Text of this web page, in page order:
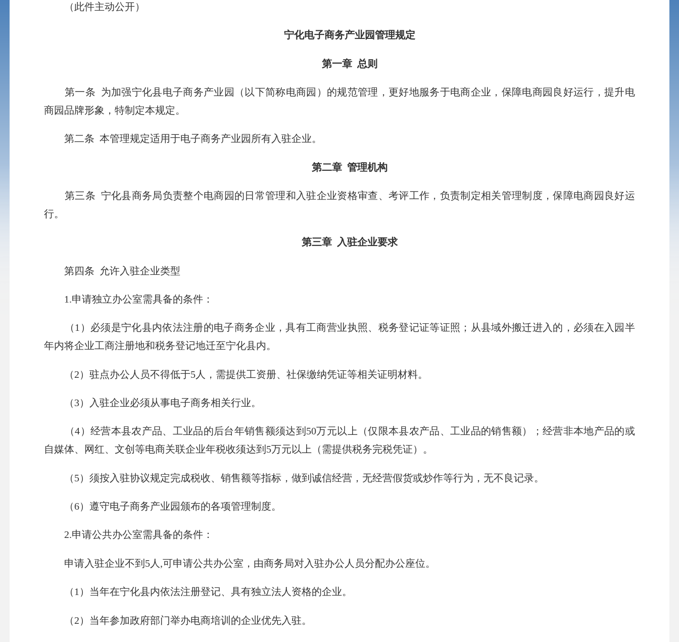
（此件主动公开）
宁化电子商务产业园管理规定
第一章 总则
第一条 为加强宁化县电子商务产业园（以下简称电商园）的规范管理，更好地服务于电商企业，保障电商园良好运行，提升电
商园品牌形象，特制定本规定。
第二条本管理规定适用于电子商务产业园所有入驻企业。
第二章 管理机构
第三条 宁化县商务局负责整个电商园的日常管理和入驻企业资格审查、考评工作，负责制定相关管理制度，保障电商园良好运
行。
第三章 入驻企业要求
第四条 允许入驻企业类型
1.申请独立办公室需具备的条件：
（1）必须是宁化县内依法注册的电子商务企业，具有工商营业执照、税务登记证等证照；从县域外搬迁进入的，必须在入园半
年内将企业工商注册地和税务登记地迁至宁化县内。
（2）驻点办公人员不得低于5人，需提供工资册、社保缴纳凭证等相关证明材料。
（3）入驻企业必须从事电子商务相关行业。
（4）经营本县农产品、工业品的后台年销售额须达到50万元以上（仅限本县农产品、工业品的销售额）；经营非本地产品的或
自媒体、网红、文创等电商关联企业年税收须达到5万元以上（需提供税务完税凭证）。
（5）须按入驻协议规定完成税收、销售额等指标，做到诚信经营，无经营假货或炒作等行为，无不良记录。
（6）遵守电子商务产业园颁布的各项管理制度。
2.申请公共办公室需具备的条件：
申请入驻企业不到5人,可申请公共办公室，由商务局对入驻办公人员分配办公座位。
（1）当年在宁化县内依法注册登记、具有独立法人资格的企业。
（2）当年参加政府部门举办电商培训的企业优先入驻。